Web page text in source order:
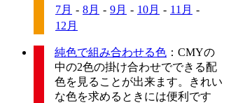
7月 - 8月 - 9月 - 10月 - 11月 -
12月
純色で組み合わせる色 ：CMYの
中の2色の掛け合わせでできる配
色を見ることが出来ます。きれい
な色を求めるときには便利です